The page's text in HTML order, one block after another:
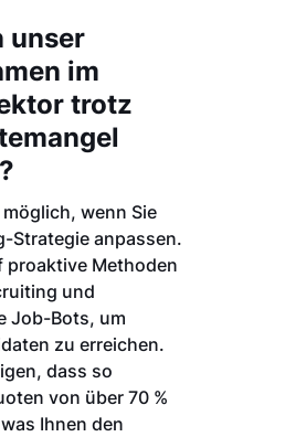
unser
im
trotz
wenn Sie
Strategie anpassen.
proaktive Methoden
und
Job-Bots, um
zu erreichen.
dass so
von über 70 %
Ihnen den